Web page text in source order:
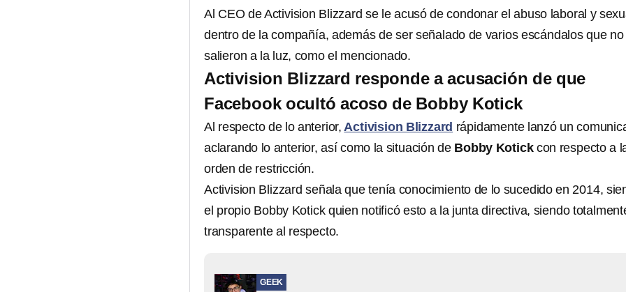
Al CEO de Activision Blizzard se le acusó de condonar el abuso laboral y
dentro de la compañía, además de ser señalado de varios escándalos que no
salieron a la luz, como el mencionado.
Activision Blizzard responde a acusación de que
Facebook ocultó acoso de Bobby Kotick
Al respecto de lo anterior, Activision Blizzard rápidamente lanzó un
aclarando lo anterior, así como la situación de Bobby Kotickcon respecto a
orden de restricción.
Activision Blizzard señala que tenía conocimiento de lo sucedido en 2014,
el propio Bobby Kotick quien notificó esto a la junta directiva, siendo
transparente al respecto.
GEEK